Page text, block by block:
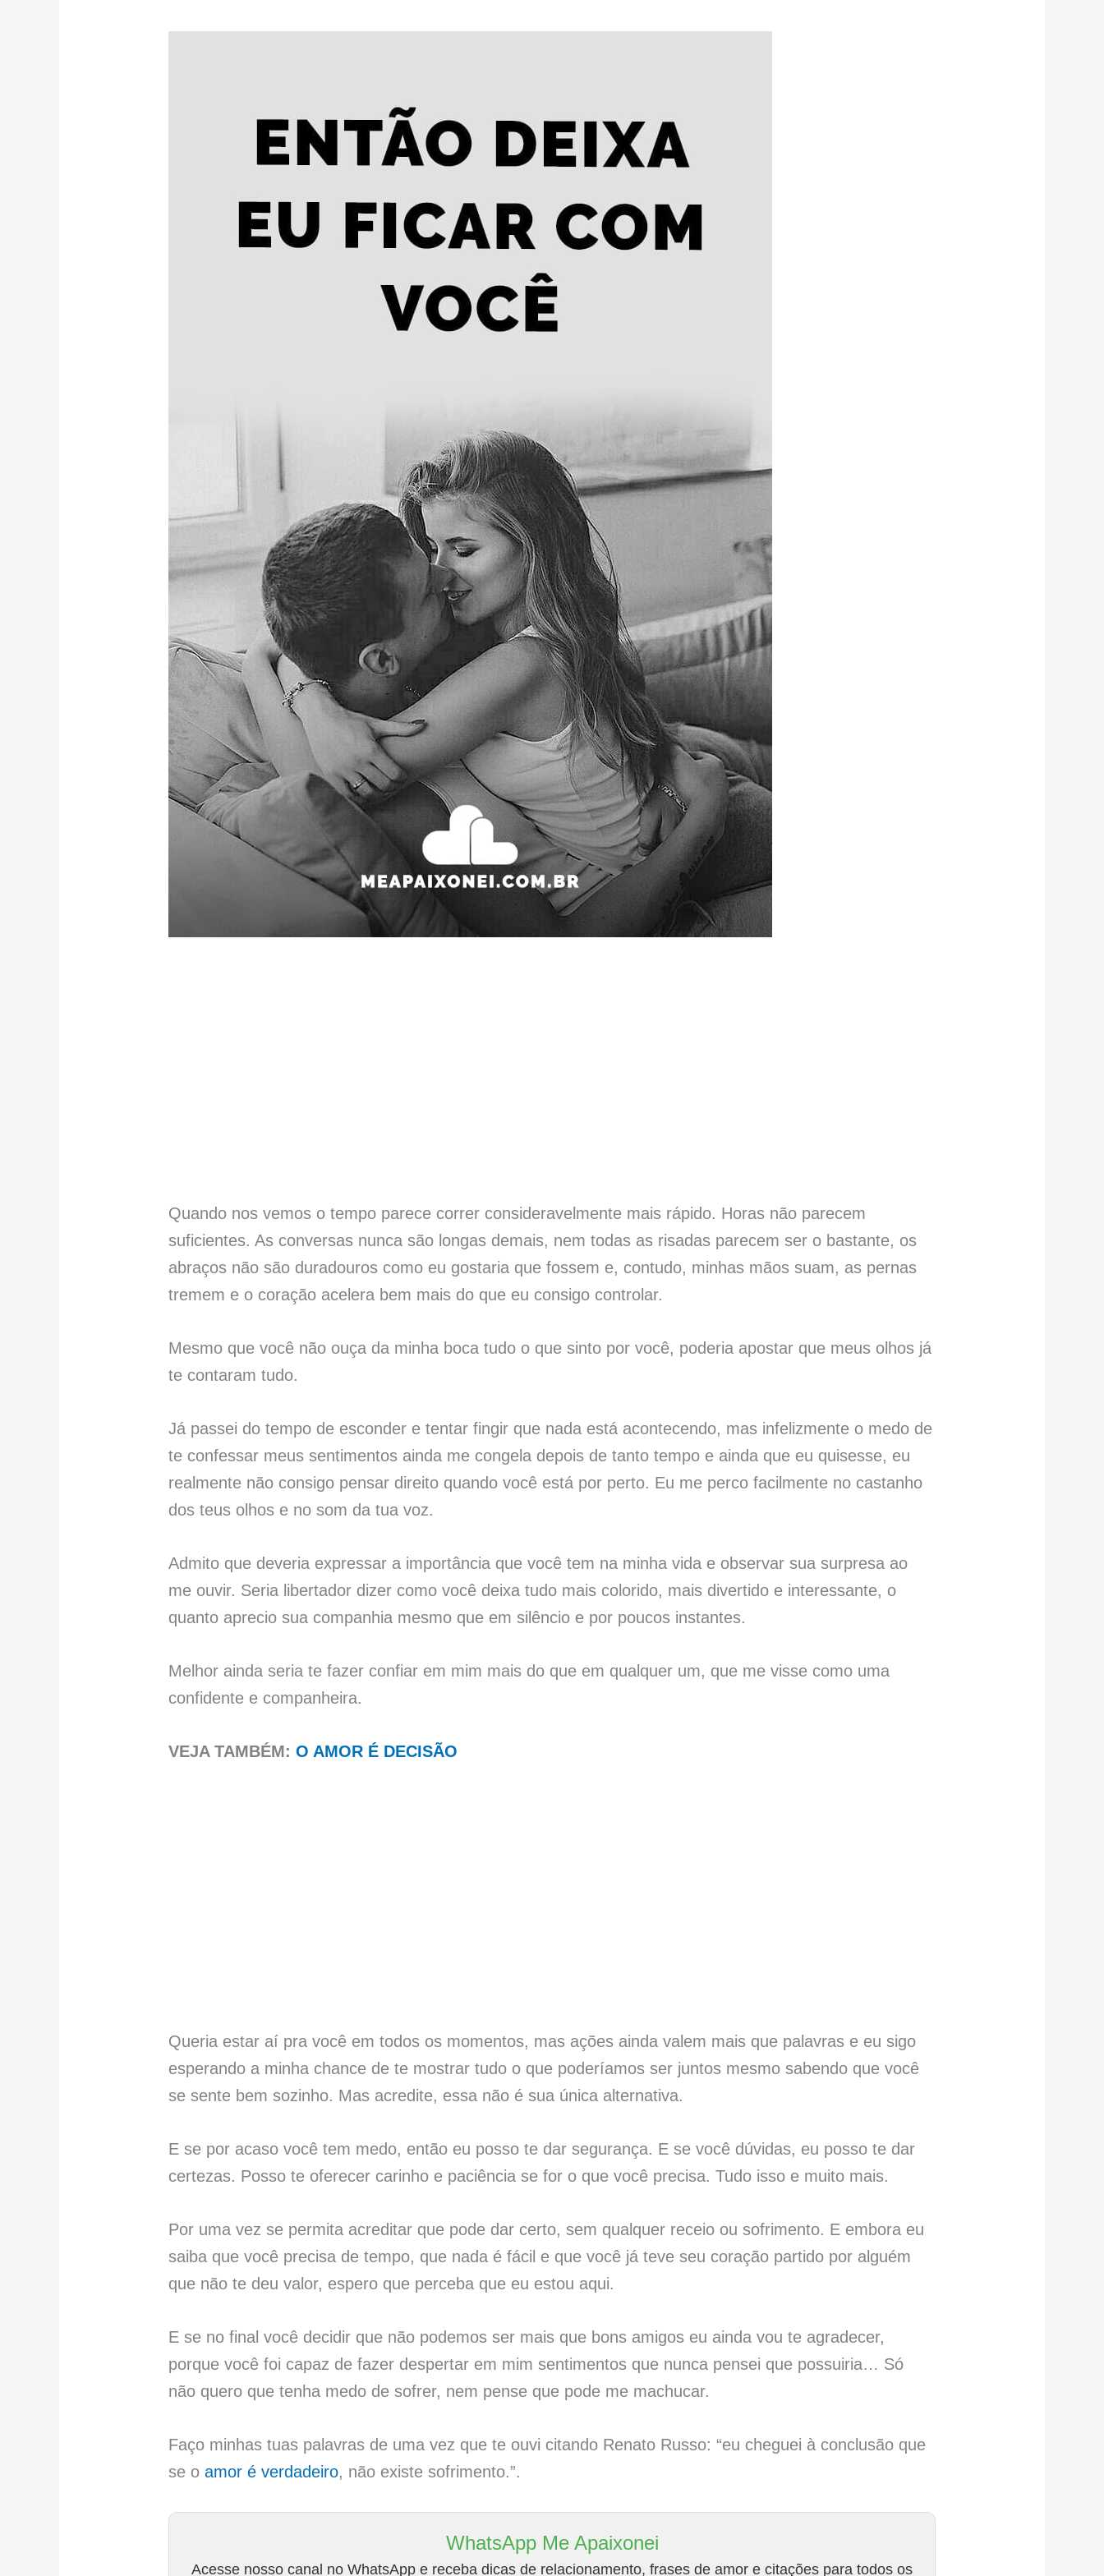
Quando nos vemos o tempo parece correr consideravelmente mais rápido. Horas não parecem
suficientes. As conversas nunca são longas demais, nem todas as risadas parecem ser o bastante, os
abraços não são duradouros como eu gostaria que fossem e, contudo, minhas mãos suam, as pernas
tremem e o coração acelera bem mais do que eu consigo controlar.
Mesmo que você não ouça da minha boca tudo o que sinto por você, poderia apostar que meus olhos já
te contaram tudo.
Já passei do tempo de esconder e tentar fingir que nada está acontecendo, mas infelizmente o medo de
te confessar meus sentimentos ainda me congela depois de tanto tempo e ainda que eu quisesse, eu
realmente não consigo pensar direito quando você está por perto. Eu me perco facilmente no castanho
dos teus olhos e no som da tua voz.
Admito que deveria expressar a importância que você tem na minha vida e observar sua surpresa ao
me ouvir. Seria libertador dizer como você deixa tudo mais colorido, mais divertido e interessante, o
quanto aprecio sua companhia mesmo que em silêncio e por poucos instantes.
Melhor ainda seria te fazer confiar em mim mais do que em qualquer um, que me visse como uma
confidente e companheira.
VEJA TAMBÉM:O AMOR É DECISÃO
Queria estar aí pra você em todos os momentos, mas ações ainda valem mais que palavras e eu sigo
esperando a minha chance de te mostrar tudo o que poderíamos ser juntos mesmo sabendo que você
se sente bem sozinho. Mas acredite, essa não é sua única alternativa.
E se por acaso você tem medo, então eu posso te dar segurança. E se você dúvidas, eu posso te dar
certezas. Posso te oferecer carinho e paciência se for o que você precisa. Tudo isso e muito mais.
Por uma vez se permita acreditar que pode dar certo, sem qualquer receio ou sofrimento. E embora eu
saiba que você precisa de tempo, que nada é fácil e que você já teve seu coração partido por alguém
que não te deu valor, espero que perceba que eu estou aqui.
E se no final você decidir que não podemos ser mais que bons amigos eu ainda vou te agradecer,
porque você foi capaz de fazer despertar em mim sentimentos que nunca pensei que possuiria… Só
não quero que tenha medo de sofrer, nem pense que pode me machucar.
Faço minhas tuas palavras de uma vez que te ouvi citando Renato Russo: “eu cheguei à conclusão que
se oamor é verdadeiro, não existe sofrimento.”.
WhatsApp Me Apaixonei
Acesse nosso canal no WhatsApp e receba dicas de relacionamento, frases de amor e citações para todos os